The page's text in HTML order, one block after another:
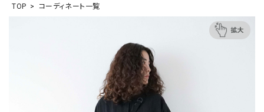
TOP コーディネート一覧